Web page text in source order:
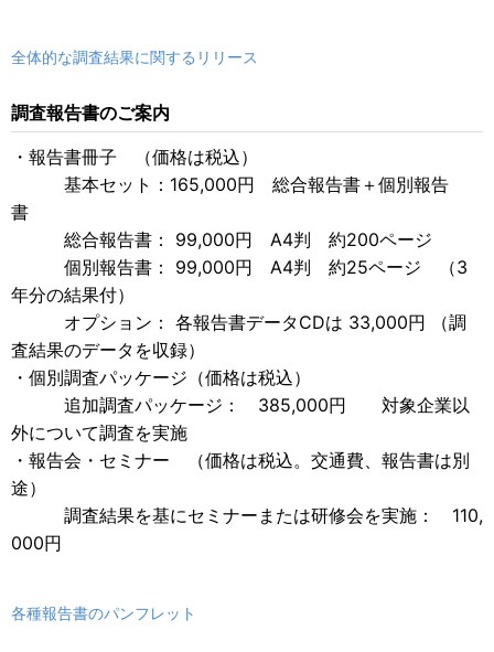
全体的な調査結果に関するリリース
調査報告書のご案内
・報告書冊子 （価格は税込）
基本セット：165,000円 総合報告書＋個別報告
書
総合報告書： 99,000円 A4判 約200ページ
個別報告書： 99,000円 A4判 約25ページ （3
年分の結果付）
オプション： 各報告書データCDは 33,000円 （調
査結果のデータを収録）
・個別調査パッケージ（価格は税込）
追加調査パッケージ： 385,000円 対象企業以
外について調査を実施
・報告会・セミナー （価格は税込。交通費、報告書は別
途）
調査結果を基にセミナーまたは研修会を実施： 110,
000円
各種報告書のパンフレット